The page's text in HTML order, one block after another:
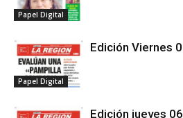
Papel Digital
Papel Digital
Edición Viernes
Edición jueves